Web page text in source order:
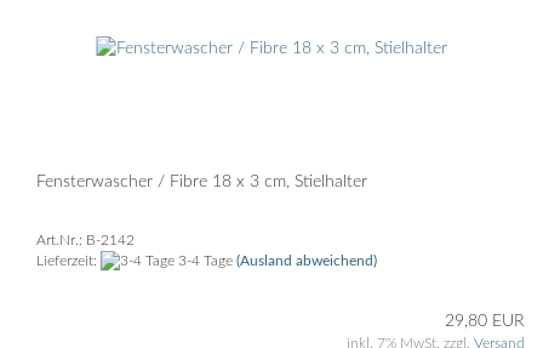
Fensterwascher / Fibre 18 x 3 cm, Stielhalter
Art.Nr.: B-2142
Lieferzeit:
3-4 Tage (Ausland abweichend)
29,80 EUR
inkl. 7% MwSt. zzgl. Versand